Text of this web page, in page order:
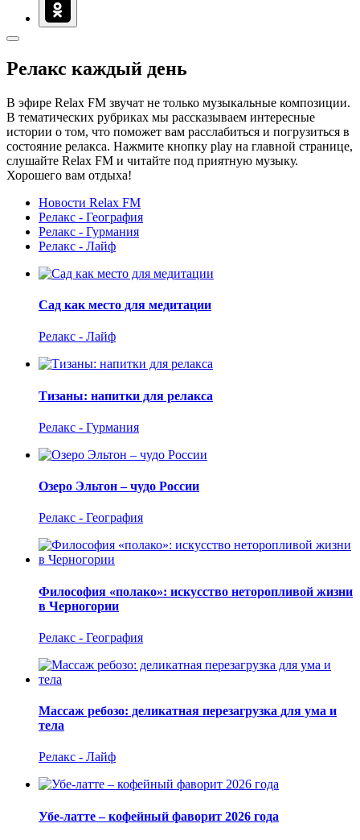
Релакс каждый день
В эфире Relax FM звучат не только музыкальные композиции.
В тематических рубриках мы рассказываем интересные
истории о том, что поможет вам расслабиться и погрузиться в
состояние релакса. Нажмите кнопку play на главной странице,
слушайте Relax FM и читайте под приятную музыку.
Хорошего вам отдыха!
Новости Relax FM
Релакс - География
Релакс - Гурмания
Релакс - Лайф
Сад как место для медитации
Релакс - Лайф
Тизаны: напитки для релакса
Релакс - Гурмания
Озеро Эльтон – чудо России
Релакс - География
Философия «полако»: искусство неторопливой жизни
в Черногории
Релакс - География
Массаж ребозо: деликатная перезагрузка для ума и
тела
Релакс - Лайф
Убе-латте – кофейный фаворит 2026 года